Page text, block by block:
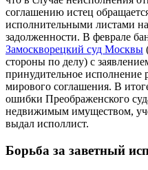
соглашению истец
исполнительными листами
задолженности. В феврале
Замоскворецкий суд Москвы
стороны по делу) с
принудительное
мирового соглашения. В
ошибки Преображенского
недвижимым имуществом,
выдал исполлист.
Борьба за заветный